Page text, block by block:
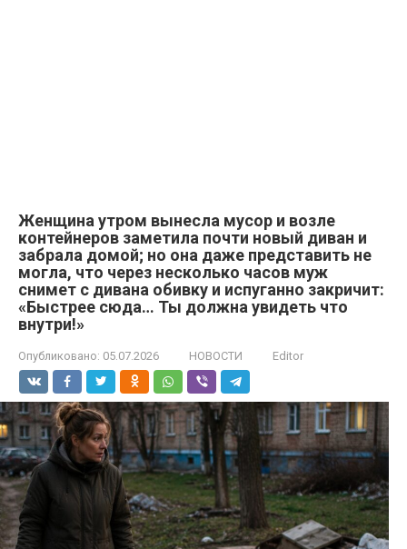
Женщина утром вынесла мусор и возле
контейнеров заметила почти новый диван и
забрала домой; но она даже представить не
могла, что через несколько часов муж
снимет с дивана обивку и испуганно закричит:
«Быстрее сюда… Ты должна увидеть что
внутри!»
Опубликовано: 05.07.2026 НОВОСТИ Editor